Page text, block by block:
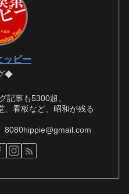
ッピー
◆
記事も5300超。
、看板など、昭和が残る